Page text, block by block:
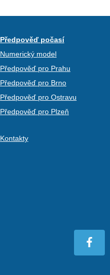
Předpověď počasí
Numerický model
Předpověď pro Prahu
Předpověď pro Brno
Předpověď pro Ostravu
Předpověď pro Plzeň
Kontakty